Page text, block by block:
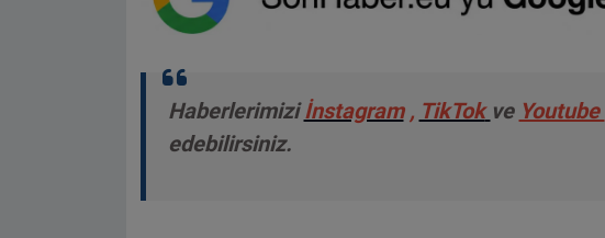
Haberlerimiziİnstagram , TikTok ve Youtube
edebilirsiniz.